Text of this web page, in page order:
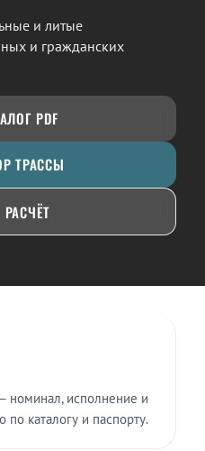
и литые
и гражданских
PDF
ТРАССЫ
номинал, исполнение и
по каталогу и паспорту.